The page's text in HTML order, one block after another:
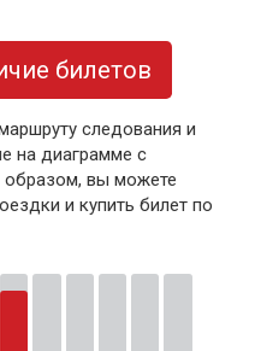
билетов
следования и
на диаграмме с
образом, вы можете
и купить билет по